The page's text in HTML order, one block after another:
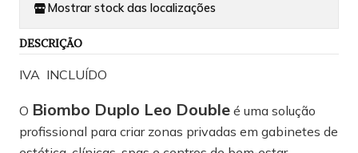
Mostrar stock das localizações
DESCRIÇÃO
IVA INCLUÍDO
O Biombo Duplo Leo Double é uma solução
profissional para criar zonas privadas em gabinetes de